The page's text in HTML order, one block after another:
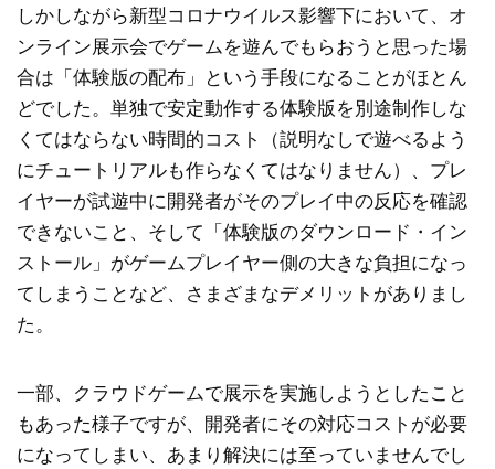
しかしながら新型コロナウイルス影響下において、オ
ンライン展示会でゲームを遊んでもらおうと思った場
合は「体験版の配布」という手段になることがほとん
どでした。単独で安定動作する体験版を別途制作しな
くてはならない時間的コスト（説明なしで遊べるよう
にチュートリアルも作らなくてはなりません）、プレ
イヤーが試遊中に開発者がそのプレイ中の反応を確認
できないこと、そして「体験版のダウンロード・イン
ストール」がゲームプレイヤー側の大きな負担になっ
てしまうことなど、さまざまなデメリットがありまし
た。
一部、クラウドゲームで展示を実施しようとしたこと
もあった様子ですが、開発者にその対応コストが必要
になってしまい、あまり解決には至っていませんでし